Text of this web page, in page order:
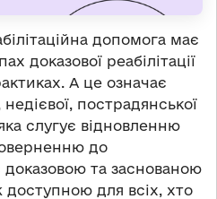
допомога має
доказової реабілітації
А це означає
недієвої, пострадянської
слугує відновленню
до
доказовою та заснованою
доступною для всіх, хто